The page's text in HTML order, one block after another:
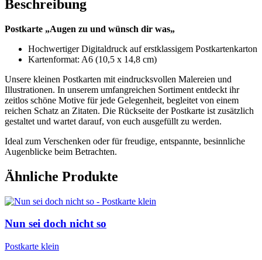
Beschreibung
Postkarte „Augen zu und wünsch dir was„
Hochwertiger Digitaldruck auf erstklassigem Postkartenkarton
Kartenformat: A6 (10,5 x 14,8 cm)
Unsere kleinen Postkarten mit eindrucksvollen Malereien und
Illustrationen. In unserem umfangreichen Sortiment entdeckt ihr
zeitlos schöne Motive für jede Gelegenheit, begleitet von einem
reichen Schatz an Zitaten. Die Rückseite der Postkarte ist zusätzlich
gestaltet und wartet darauf, von euch ausgefüllt zu werden.
Ideal zum Verschenken oder für freudige, entspannte, besinnliche
Augenblicke beim Betrachten.
Ähnliche Produkte
Nun sei doch nicht so
Postkarte klein